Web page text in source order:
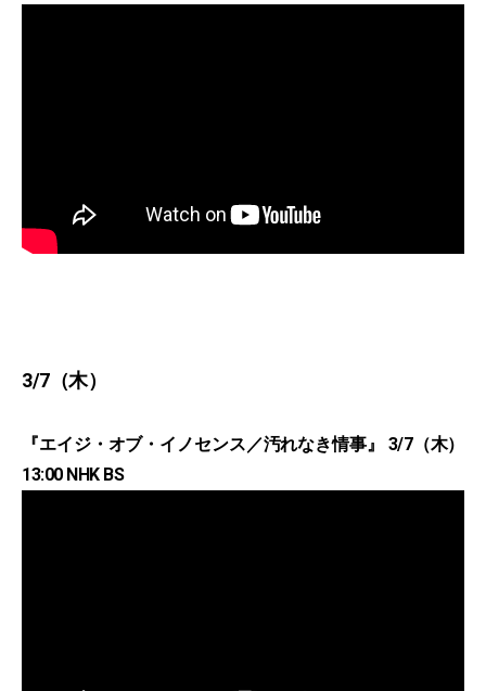
3/7（木）
『エイジ・オブ・イノセンス／汚れなき情事』 3/7（木）
13:00 NHK BS